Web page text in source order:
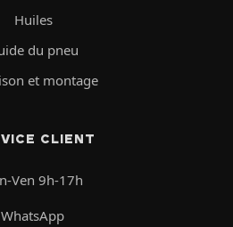
Huiles
du pneu
et montage
CLIENT
Ven 9h-17h
WhatsApp